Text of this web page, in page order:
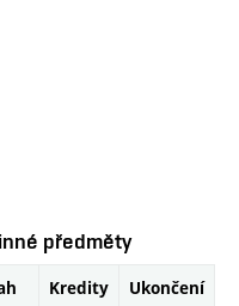
předměty
Kredity Ukončení